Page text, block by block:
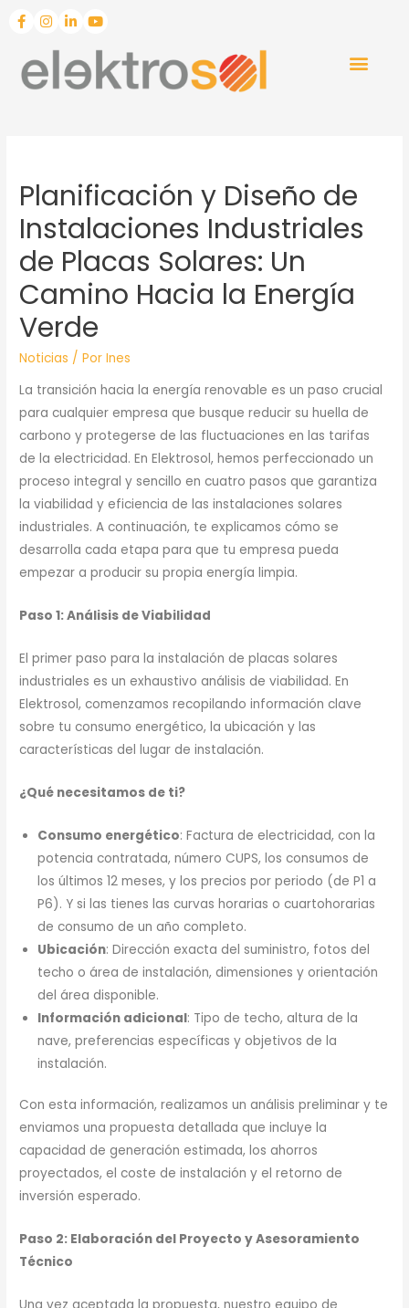
Planificación y Diseño de
Instalaciones Industriales
de Placas Solares: Un
Camino Hacia la Energía
Verde
Noticias / PorInes
La transición hacia la energía renovable es un paso crucial
para cualquier empresa que busque reducir su huella de
carbono y protegerse de las fluctuaciones en las tarifas
de la electricidad. En Elektrosol, hemos perfeccionado un
proceso integral y sencillo en cuatro pasos que garantiza
la viabilidad y eficiencia de las instalaciones solares
industriales. A continuación, te explicamos cómo se
desarrolla cada etapa para que tu empresa pueda
empezar a producir su propia energía limpia.
Paso 1: Análisis de Viabilidad
El primer paso para la instalación de placas solares
industriales es un exhaustivo análisis de viabilidad. En
Elektrosol, comenzamos recopilando información clave
sobre tu consumo energético, la ubicación y las
características del lugar de instalación.
¿Qué necesitamos de ti?
Consumo energético: Factura de electricidad, con la
potencia contratada, número CUPS, los consumos de
los últimos 12 meses, y los precios por periodo (de P1 a
P6). Y si las tienes las curvas horarias o cuartohorarias
de consumo de un año completo.
Ubicación: Dirección exacta del suministro, fotos del
techo o área de instalación, dimensiones y orientación
del área disponible.
Información adicional: Tipo de techo, altura de la
nave, preferencias específicas y objetivos de la
instalación.
Con esta información, realizamos un análisis preliminar y te
enviamos una propuesta detallada que incluye la
capacidad de generación estimada, los ahorros
proyectados, el coste de instalación y el retorno de
inversión esperado.
Paso 2: Elaboración del Proyecto y Asesoramiento
Técnico